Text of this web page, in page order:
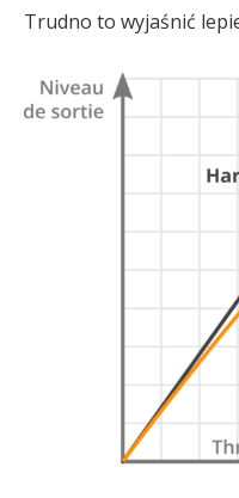
Trudno to wyjaśnić